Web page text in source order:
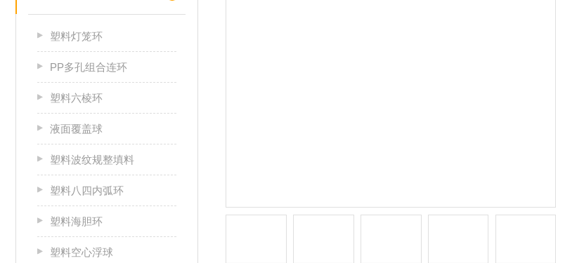
塑料灯笼环
PP多孔组合连环
塑料六棱环
液面覆盖球
塑料波纹规整填料
塑料八四内弧环
塑料海胆环
塑料空心浮球